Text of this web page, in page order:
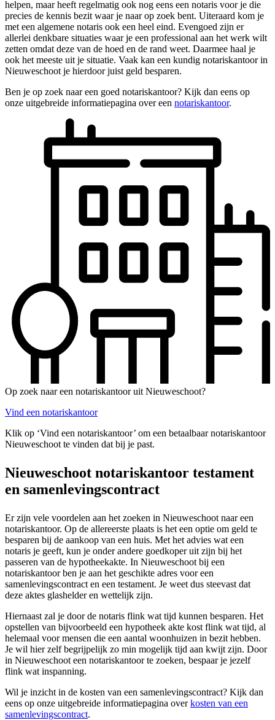
helpen, maar heeft regelmatig ook nog eens een notaris voor je die
precies de kennis bezit waar je naar op zoek bent. Uiteraard kom je
met een algemene notaris ook een heel eind. Evengoed zijn er
allerlei denkbare situaties waar je een professional aan het werk wilt
zetten omdat deze van de hoed en de rand weet. Daarmee haal je
ook het meeste uit je situatie. Vaak kan een kundig notariskantoor in
Nieuweschoot je hierdoor juist geld besparen.
Ben je op zoek naar een goed notariskantoor? Kijk dan eens op
onze uitgebreide informatiepagina over een notariskantoor.
Op zoek naar een notariskantoor uit Nieuweschoot?
Vind een notariskantoor
Klik op ‘Vind een notariskantoor’ om een betaalbaar notariskantoor
Nieuweschoot te vinden dat bij je past.
Nieuweschoot notariskantoor testament
en samenlevingscontract
Er zijn vele voordelen aan het zoeken in Nieuweschoot naar een
notariskantoor. Op de allereerste plaats is het een optie om geld te
besparen bij de aankoop van een huis. Met het advies wat een
notaris je geeft, kun je onder andere goedkoper uit zijn bij het
passeren van de hypotheekakte. In Nieuweschoot bij een
notariskantoor ben je aan het geschikte adres voor een
samenlevingscontract en een testament. Je weet dus steevast dat
deze aktes glashelder en wettelijk zijn.
Hiernaast zal je door de notaris flink wat tijd kunnen besparen. Het
opstellen van bijvoorbeeld een hypotheek akte kost flink wat tijd, al
helemaal voor mensen die een aantal woonhuizen in bezit hebben.
Je wil hier zelf begrijpelijk zo min mogelijk tijd aan kwijt zijn. Door
in Nieuweschoot een notariskantoor te zoeken, bespaar je jezelf
flink wat inspanning.
Wil je inzicht in de kosten van een samenlevingscontract? Kijk dan
eens op onze uitgebreide informatiepagina overkosten van een
samenlevingscontract.